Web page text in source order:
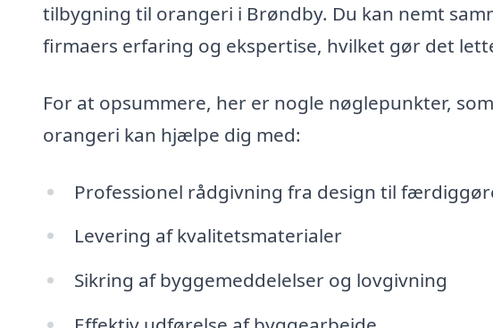
tilbygning til orangeri i Brøndby. Du kan nemt
firmaers erfaring og ekspertise, hvilket gør det
For at opsummere, her er nogle nøglepunkter,
orangeri kan hjælpe dig med:
Professionel rådgivning fra design til
Levering af kvalitetsmaterialer
Sikring af byggemeddelelser og lovgivning